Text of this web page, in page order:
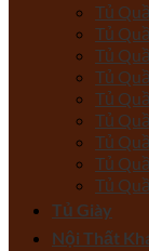
Tủ
Tủ
Tủ
Tủ
Tủ
Tủ
Tủ
Tủ
Tủ
Tủ Giày
Nội Thất